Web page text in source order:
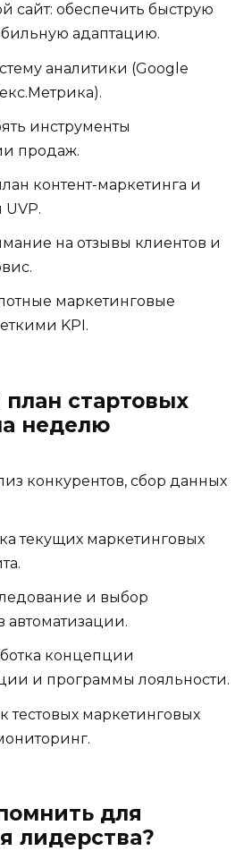
сайт: обеспечить быструю
адаптацию.
аналитики (Google
инструменты
продаж.
контент-маркетинга и
на отзывы клиентов и
маркетинговые
KPI.
стартовых
неделю
конкурентов, сбор данных
текущих маркетинговых
и выбор
автоматизации.
концепции
и программы лояльности.
тестовых маркетинговых
для
лидерства?